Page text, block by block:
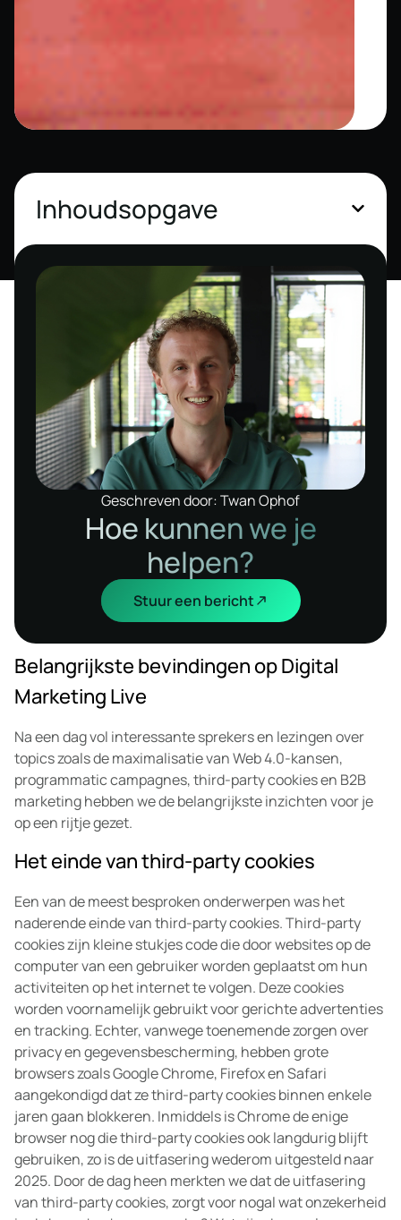
Inhoudsopgave
Geschreven door: Twan Ophof
Hoe kunnen we je
helpen?
Stuur een bericht
Belangrijkste bevindingen op Digital
Marketing Live
Na een dag vol interessante sprekers en lezingen over
topics zoals de maximalisatie van Web 4.0-kansen,
programmatic campagnes, third-party cookies en B2B
marketing hebben we de belangrijkste inzichten voor je
op een rijtje gezet.
Het einde van third-party cookies
Een van de meest besproken onderwerpen was het
naderende einde van third-party cookies. Third-party
cookies zijn kleine stukjes code die door websites op de
computer van een gebruiker worden geplaatst om hun
activiteiten op het internet te volgen. Deze cookies
worden voornamelijk gebruikt voor gerichte advertenties
en tracking. Echter, vanwege toenemende zorgen over
privacy en gegevensbescherming, hebben grote
browsers zoals Google Chrome, Firefox en Safari
aangekondigd dat ze third-party cookies binnen enkele
jaren gaan blokkeren. Inmiddels is Chrome de enige
browser nog die third-party cookies ook langdurig blijft
gebruiken, zo is de uitfasering wederom uitgesteld naar
2025. Door de dag heen merkten we dat de uitfasering
van third-party cookies, zorgt voor nogal wat onzekerheid